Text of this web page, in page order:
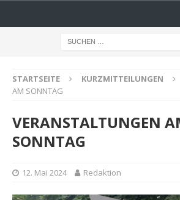
STARTSEITE KURZMITTEILUNGEN
AM SONNTAG
VERANSTALTUNGEN
SONNTAG
12. Mai 2024 Redaktion